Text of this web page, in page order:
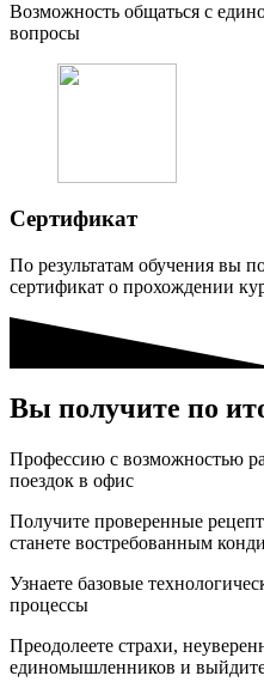
Возможность общаться с
вопросы
Сертификат
По результатам обучения вы
сертификат о прохождении
Вы получите по
Профессию с возможностью
поездок в офис
Получите проверенные
станете востребованным
Узнаете базовые
процессы
Преодолеете страхи,
единомышленников и